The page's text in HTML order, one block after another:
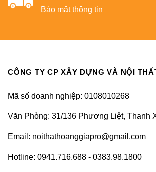
Bảo mật thông tin
CÔNG TY CP XÂY DỰNG VÀ NỘI
Mã số doanh nghiệp: 0108010268
Văn Phòng: 31/136 Phương Liệt, Thanh
Email: noithathoanggiapro@gmail.com
Hotline: 0941.716.688 - 0383.98.1800